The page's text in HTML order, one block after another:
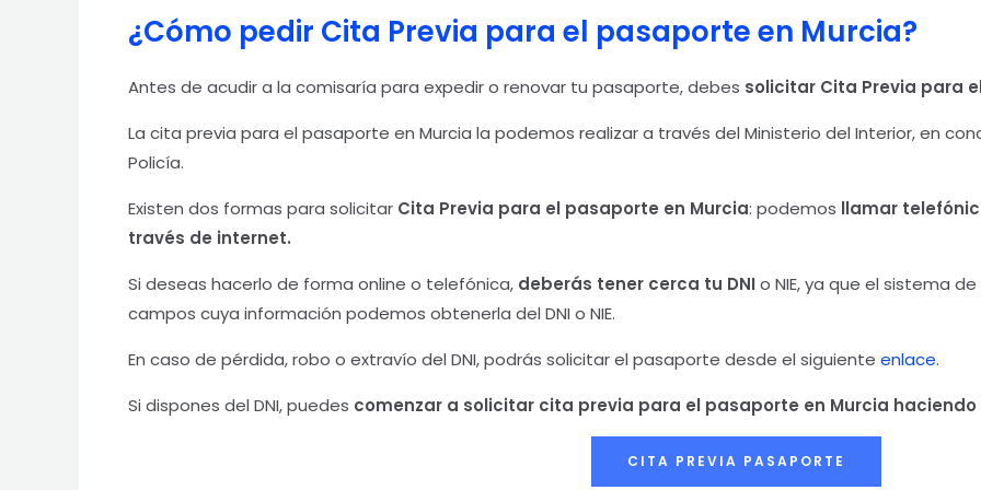
¿Cómo pedir Cita Previa para el pasaporte en Murcia?
Antes de acudir a la comisaría para expedir o renovar tu pasaporte, debes solicitar Cita Previa para
La cita previa para el pasaporte en Murcia la podemos realizar a través del Ministerio del Interior, en
Policía.
Existen dos formas para solicitar Cita Previa para el pasaporte en Murcia: podemos llamar
través de internet.
Si deseas hacerlo de forma online o telefónica, deberás tener cerca tu DNIo NIE, ya que el sistema
campos cuya información podemos obtenerla del DNI o NIE.
En caso de pérdida, robo o extravío del DNI, podrás solicitar el pasaporte desde el siguiente enlace.
Si dispones del DNI, puedes comenzar a solicitar cita previa para el pasaporte en Murcia
CITA PREVIA PASAPORTE